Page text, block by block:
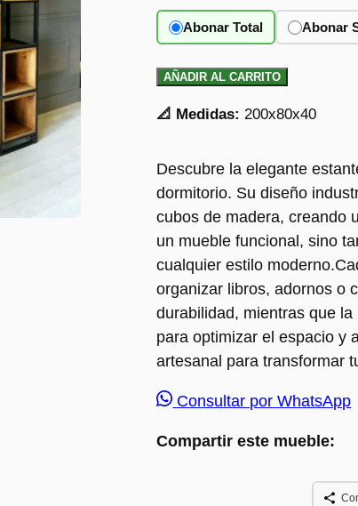
Abonar Total Abonar
AÑADIR AL CARRITO
📐 Medidas: 200x80x40
Descubre la elegante
dormitorio. Su diseño
cubos de madera, creando
un mueble funcional, sino
cualquier estilo
organizar libros, adornos o
durabilidad, mientras que
para optimizar el espacio y
artesanal para transformar
Consultar por WhatsApp
Compartir este mueble: